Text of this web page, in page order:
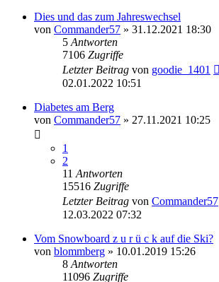
Dies und das zum Jahreswechsel
von Commander57 » 31.12.2021 18:30
5 Antworten
7106 Zugriffe
Letzter Beitrag von goodie_1401
02.01.2022 10:51
Diabetes am Berg
von Commander57 » 27.11.2021 10:25
1
2
11 Antworten
15516 Zugriffe
Letzter Beitrag von Commander57
12.03.2022 07:32
Vom Snowboard z u r ü c k auf die Ski?
von blommberg » 10.01.2019 15:26
8 Antworten
11096 Zugriffe